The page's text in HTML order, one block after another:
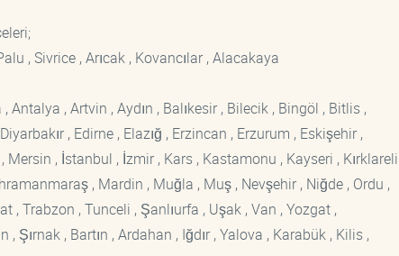
, Sivrice , Arıcak , Kovancılar , Alacakaya
, Artvin , Aydın , Balıkesir , Bilecik , Bingöl , Bitlis ,
, Edirne , Elazığ , Erzincan , Erzurum , Eskişehir ,
, İstanbul , İzmir , Kars , Kastamonu , Kayseri , Kırklareli
, Mardin , Muğla , Muş , Nevşehir , Niğde , Ordu ,
, Trabzon , Tunceli , Şanlıurfa , Uşak , Van , Yozgat ,
Şırnak , Bartın , Ardahan , Iğdır , Yalova , Karabük , Kilis ,